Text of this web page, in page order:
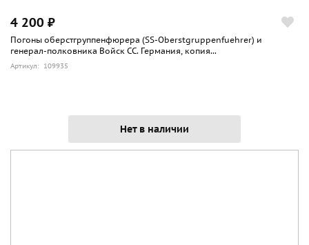
4 200 ₽
Погоны оберстгруппенфюрера (SS-Oberstgruppenfuehrer) и
генерал-полковника Войск СС. Германия, копия...
Артикул: 109935
Нет в наличии